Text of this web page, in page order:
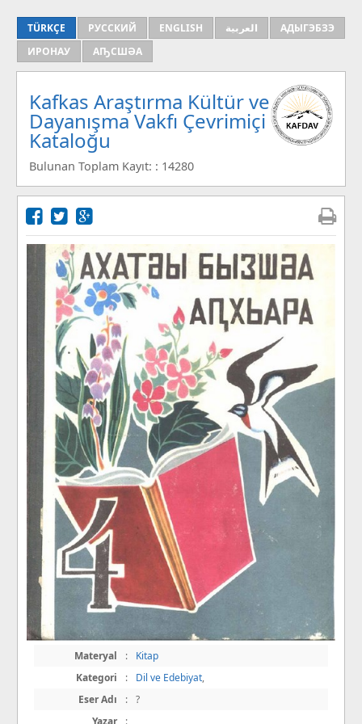
TÜRKÇE РУССКИЙ ENGLISH العربية
АДЫГЭБЗЭ
ИРОНАУ
АҦСШӘА
Kafkas Araştırma Kültür ve
Dayanışma Vakfı Çevrimiçi
Kataloğu
Bulunan Toplam Kayıt: : 14280
Materyal :
Kitap
Kategori
: Dil ve Edebiyat,
Eser Adı
: ?